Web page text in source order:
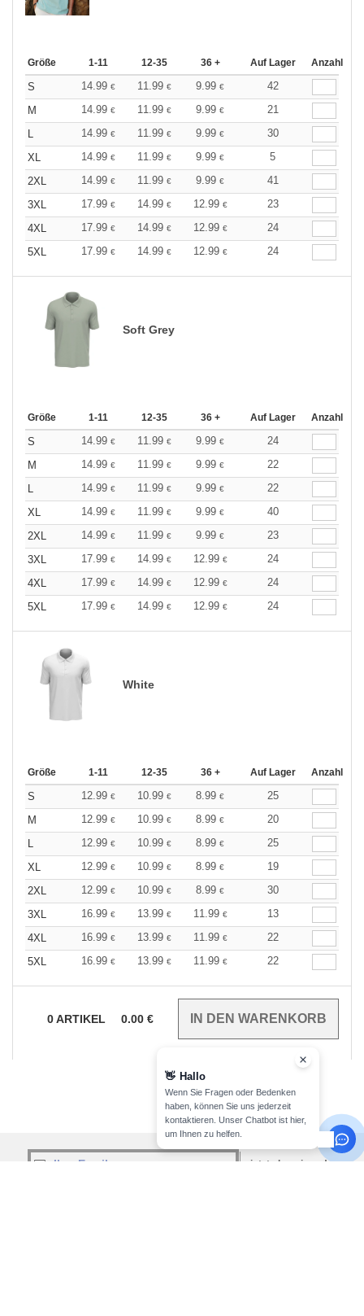
Größe 1-11 12-35 36 + Auf Lager Anzahl
S 14.99 € 11.99 € 9.99 €
42
M
14.99 € 11.99 € 9.99 €
21
L
14.99 € 11.99 € 9.99 €
30
XL
14.99 € 11.99 € 9.99 €
5
2XL
14.99 € 11.99 € 9.99 €
41
3XL
17.99 € 14.99 € 12.99 €
23
4XL
17.99 € 14.99 € 12.99 €
24
5XL
17.99 € 14.99 € 12.99 € 24
Soft Grey
Größe 1-11 12-35 36 + Auf Lager Anzahl
S 14.99 € 11.99 € 9.99 €
24
M
14.99 € 11.99 € 9.99 €
22
L
14.99 € 11.99 € 9.99 €
22
XL
14.99 € 11.99 € 9.99 €
40
2XL
14.99 € 11.99 € 9.99 €
23
3XL
17.99 € 14.99 € 12.99 €
24
4XL
17.99 € 14.99 € 12.99 €
24
5XL
17.99 € 14.99 € 12.99 € 24
White
Größe 1-11 12-35 36 + Auf Lager Anzahl
S 12.99 € 10.99 € 8.99 €
25
M
12.99 € 10.99 € 8.99 €
20
L
12.99 € 10.99 € 8.99 €
25
XL
12.99 € 10.99 € 8.99 €
19
2XL
12.99 € 10.99 € 8.99 €
30
3XL
16.99 € 13.99 € 11.99 €
13
4XL
16.99 € 13.99 € 11.99 €
22
5XL
16.99 € 13.99 € 11.99 € 22
0ARTIKEL 0.00 €
jetzt abonnieren!
👋 Hallo
Wenn Sie Fragen oder Bedenken
haben, können Sie uns jederzeit
kontaktieren. Unser Chatbot ist hier,
um Ihnen zu helfen.